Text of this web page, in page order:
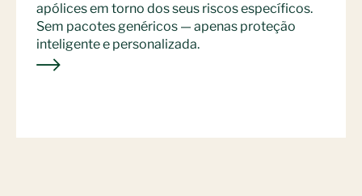
apólices em torno dos seus riscos específicos.
Sem pacotes genéricos — apenas proteção
inteligente e personalizada.